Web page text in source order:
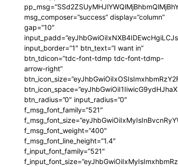
msg_composer=”success” display=”column”
gap=”10″
input_border=”1″ btn_text=”I want in”
btn_tdicon=”tdc-font-tdmp tdc-font-tdmp-
arrow-right”
btn_radius=”0″ input_radius=”0″
f_msg_font_family=”521″
f_msg_font_weight=”400″
f_msg_font_line_height=”1.4″
f_input_font_family=”521″